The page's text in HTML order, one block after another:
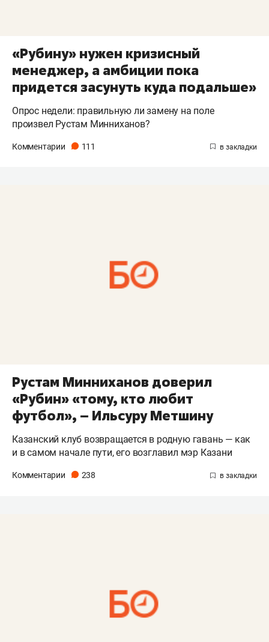
«Рубину» нужен кризисный
менеджер, а амбиции пока
придется засунуть куда подальше»
Опрос недели: правильную ли замену на поле
произвел Рустам Минниханов?
Комментарии 111
Рустам Минниханов доверил
«Рубин» «тому, кто любит
футбол», – Ильсуру Метшину
Казанский клуб возвращается в родную гавань — как
и в самом начале пути, его возглавил мэр Казани
Комментарии 238